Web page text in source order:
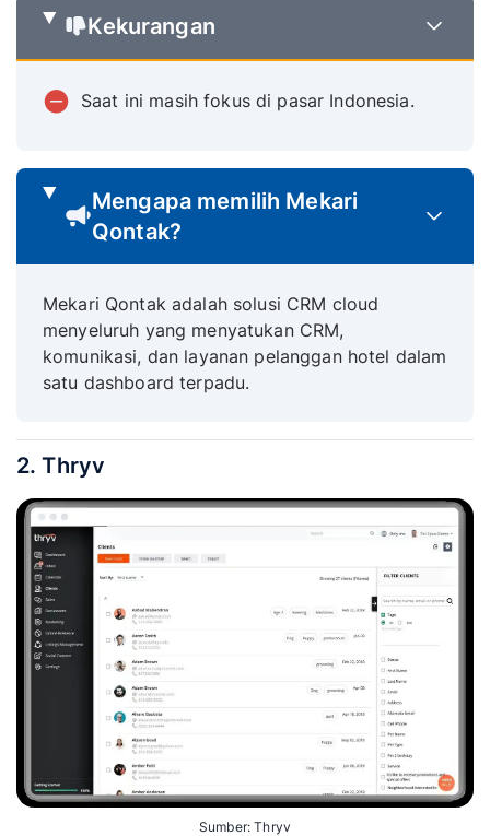
Kekurangan
Saat ini masih fokus di pasar Indonesia.
Mengapa memilih Mekari
Qontak?
Mekari Qontak adalah solusi CRM cloud
menyeluruh yang menyatukan CRM,
komunikasi, dan layanan pelanggan hotel dalam
satu dashboard terpadu.
2. Thryv
Sumber: Thryv